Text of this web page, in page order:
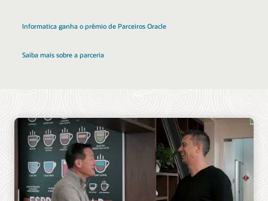
Informatica ganha o prêmio de Parceiros Oracle
Saiba mais sobre a parceria